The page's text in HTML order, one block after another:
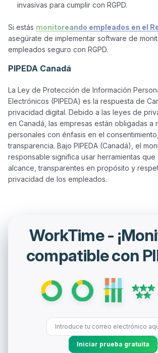
invasivas para cumplir con RGPD.
Si estás monitoreando empleados en el
asegúrate de implementar software de
PIPEDA Canadá
La Ley de Protección de Información
Electrónicos (PIPEDA) es la respuesta de
privacidad digital. Debido a las leyes de
en Canadá, las empresas están obligadas a
personales con énfasis en el
transparencia. Bajo PIPEDA (Canadá), el
responsable significa usar herramientas que
alcance, transparentes en propósito y
WorkTime -
compatible con
Iniciar prueba gratuita